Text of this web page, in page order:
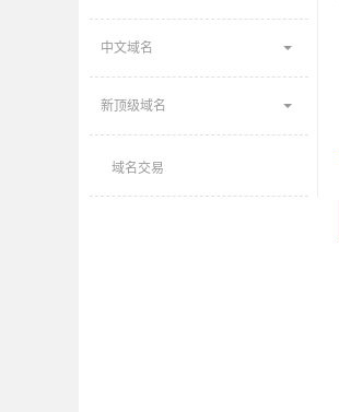
中文域名
新顶级域名
域名交易